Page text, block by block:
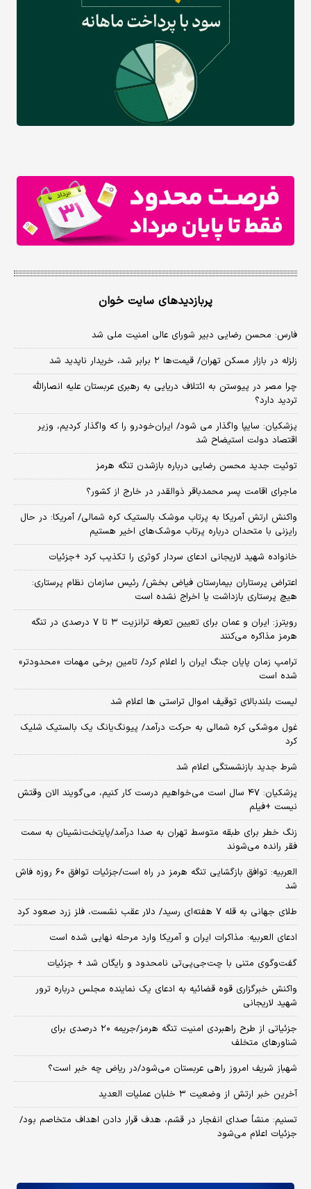
پربازدیدهای سایت خوان
فارس: محسن رضایی دبیر شورای عالی امنیت ملی شد
زلزله در بازار مسکن تهران/ قیمت‌ها ۲ برابر شد، خریدار ناپدید شد
چرا مصر در پیوستن به ائتلاف دریایی به رهبری عربستان علیه انصارالله
تردید دارد؟
پزشکیان: سایپا واگذار می شود/ ایران‌خودرو را که واگذار کردیم، وزیر
اقتصاد دولت استیضاح شد
توئیت جدید محسن رضایی درباره بازشدن تنگه هرمز
ماجرای اقامت پسر محمدباقر ذوالقدر در خارج از کشور؟
واکنش ارتش آمریکا به پرتاب موشک بالستیک کره شمالی/ آمریکا: در حال
رایزنی با متحدان درباره پرتاب موشک‌های اخیر هستیم
خانواده شهید لاریجانی ادعای سردار کوثری را تکذیب کرد +جزئیات
اعتراض پرستاران بیمارستان فیاض بخش/ رئیس سازمان نظام پرستاری:
هیچ پرستاری بازداشت یا اخراج نشده است
رویترز: ایران و عمان برای تعیین تعرفه ترانزیت ۳ تا ۷ درصدی در تنگه
هرمز مذاکره می‌کنند
ترامپ زمان پایان جنگ ایران را اعلام کرد/ تامین برخی مهمات «محدودتر»
شده است
لیست بلندبالای توقیف اموال تراستی ها اعلام شد
غول موشکی کره شمالی به حرکت درآمد/ پیونگ‌یانگ یک بالستیک شلیک
کرد
شرط جدید بازنشستگی اعلام شد
پزشکیان: ۴۷ سال است می‌خواهیم درست کار کنیم، می‌گویند الان وقتش
نیست +فیلم
زنگ خطر برای طبقه متوسط تهران به صدا درآمد/پایتخت‌نشینان به سمت
فقر رانده می‌شوند
العربیه: توافق بازگشایی تنگه هرمز در راه است/جزئیات توافق ۶۰ روزه فاش
شد
طلای جهانی به قله ۷ هفته‌ای رسید/ دلار عقب نشست، فلز زرد صعود کرد
ادعای العربیه: مذاکرات ایران و آمریکا وارد مرحله نهایی شده است
گفت‌وگوی متنی با چت‌جی‌پی‌تی نامحدود و رایگان شد + جزئیات
واکنش خبرگزاری قوه قضائیه به ادعای یک نماینده مجلس درباره ترور
شهید لاریجانی
جزئیاتی از طرح راهبردی امنیت تنگه هرمز/جریمه ۲۰ درصدی برای
شناورهای متخلف
شهباز شریف امروز راهی عربستان می‌شود/در ریاض چه خبر است؟
آخرین خبر ارتش از وضعیت ۳ خلبان عملیات العدید
تسنیم: منشأ صدای انفجار در قشم، هدف قرار دادن اهداف متخاصم بود/
جزئیات اعلام می‌شود